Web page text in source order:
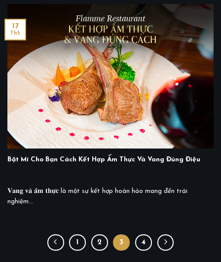
Bật Mí Cho Bạn Cách Kết Hợp Ẩm Thực Và Vang Đúng Điệu
𝐕𝐚𝐧𝐠 𝐯𝐚̀ 𝐚̂̉𝐦 𝐭𝐡𝐮̛̣𝐜 là một sự kết hợp hoàn hảo mang đến trải
nghiệm...
17
Th5
1 2 3 4